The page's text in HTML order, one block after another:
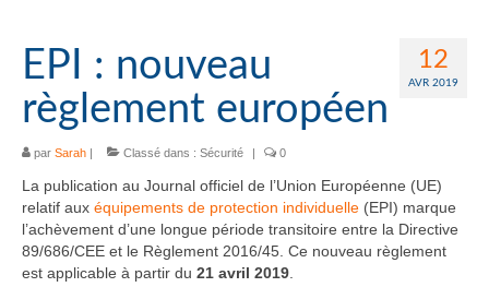
Qui sommes-nous ?
Accéder à Signals
12
AVR 2019
EPI : nouveau
règlement européen
par Sarah | Classé dans : Sécurité | 0
La publication au Journal officiel de l’Union Européenne (UE)
relatif aux équipements de protection individuelle (EPI) marque
l’achèvement d’une longue période transitoire entre la Directive
89/686/CEE et le Règlement 2016/45. Ce nouveau règlement
est applicable à partir du 21 avril 2019